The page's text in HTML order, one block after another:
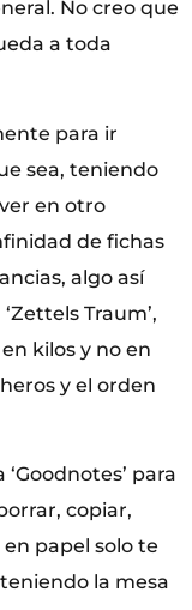
No creo que
a toda
para ir
sea, teniendo
en otro
de fichas
algo así
Traum’,
kilos y no en
y el orden
para
copiar,
papel solo te
la mesa